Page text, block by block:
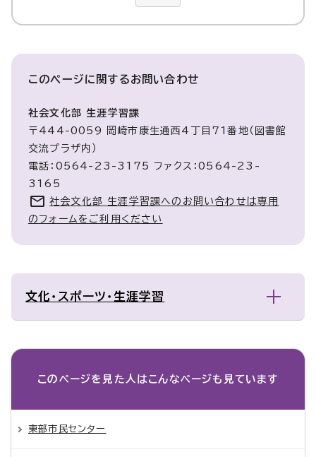
このページに関するお問い合わせ
社会文化部 生涯学習課
〒444-0059 岡崎市康生通西4丁目71番地（図書館
交流プラザ内）
電話：0564-23-3175 ファクス：0564-23-
3165
社会文化部 生涯学習課へのお問い合わせは専用
のフォームをご利用ください
文化・スポーツ・生涯学習
このページを見た人は こんなページも見ています
東部市民センター